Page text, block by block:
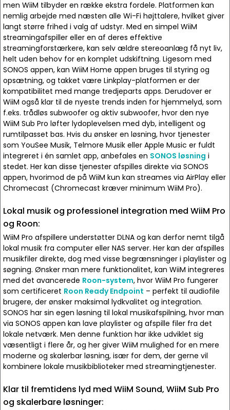
men WiiM tilbyder en række ekstra fordele. Platformen kan
nemlig arbejde med næsten alle Wi-Fi højttalere, hvilket giver
langt større frihed i valg af udstyr. Med en simpel WiiM
streamingafspiller eller en af deres effektive
streamingforstærkere, kan selv ældre stereoanlæg få nyt liv,
helt uden behov for en komplet udskiftning. Ligesom med
SONOS appen, kan WiiM Home appen bruges til styring og
opsætning, og takket være Linkplay-platformen er der
kompatibilitet med mange tredjeparts apps. Derudover er
WiiM også klar til de nyeste trends inden for hjemmelyd, som
f.eks. trådløs subwoofer og aktiv subwoofer, hvor den nye
WiiM Sub Pro løfter lydoplevelsen med dyb, intelligent og
rumtilpasset bas. Hvis du ønsker en løsning, hvor tjenester
som YouSee Musik, Telmore Musik eller Apple Music er fuldt
integreret i én samlet app, anbefales en SONOS løsning i
stedet. Her kan disse tjenester afspilles direkte via SONOS
appen, hvorimod de på WiiM kun kan streames via AirPlay eller
Chromecast (Chromecast kræver minimum WiiM Pro).
Lokal musik og professionel integration med WiiM Pro
og Roon:
WiiM Pro afspillere understøtter DLNA og kan derfor nemt tilgå
lokal musik fra computer eller NAS server. Her kan der afspilles
musikfiler direkte, dog med visse begrænsninger i playlister og
søgning. Ønsker man mere funktionalitet, kan WiiM integreres
med det avancerede Roon-system, hvor WiiM Pro fungerer
som certificeret Roon Ready Endpoint – perfekt til audiofile
brugere, der ønsker maksimal lydkvalitet og integration.
SONOS har sin egen løsning til lokal musikafspilning, hvor man
via SONOS appen kan lave playlister og afspille filer fra det
lokale netværk. Men denne funktion har ikke udviklet sig
væsentligt i flere år, og her giver WiiM mulighed for en mere
moderne og skalerbar løsning, især for dem, der gerne vil
kombinere lokale musikbiblioteker med streamingtjenester.
Klar til fremtidens lyd med WiiM Sound, WiiM Sub Pro
og skalerbare løsninger: